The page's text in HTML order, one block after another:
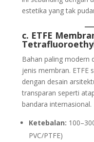
estetika yang tak
c. ETFE
Bahan paling modern
jenis membran. ETFE
dengan desain
transparan seperti
bandara internasional.
Ketebalan:
PVC/PTFE)